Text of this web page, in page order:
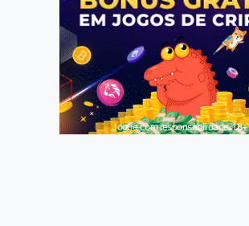
Jogue com responsabilidade. 18+